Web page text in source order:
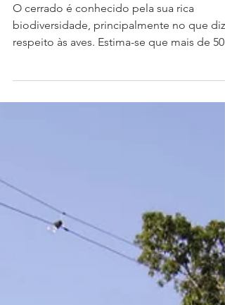
FAUNA DO CERRADO
O cerrado é conhecido pela sua rica
biodiversidade, principalmente no que diz